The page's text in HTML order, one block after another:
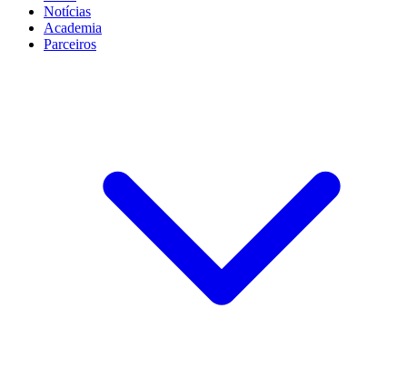
Notícias
Academia
Parceiros